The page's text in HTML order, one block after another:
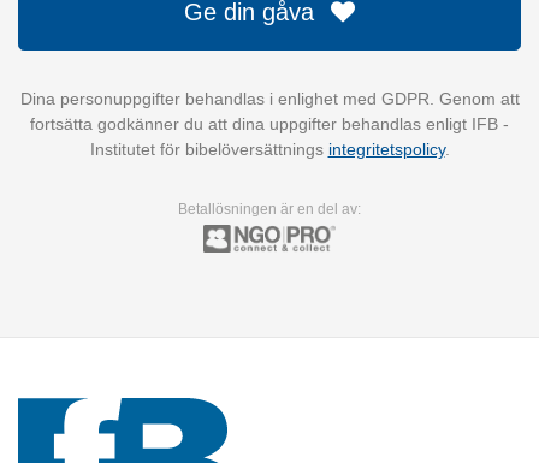
Ge din gåva
Dina personuppgifter behandlas i enlighet med GDPR. Genom att
fortsätta godkänner du att dina uppgifter behandlas enligt IFB -
Institutet för bibelöversättnings integritetspolicy.
Betallösningen är en del av: